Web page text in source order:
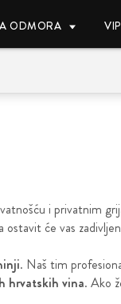
ODMORA
i privatnim
će vas
. Naš tim
hrvatskih vina. Ako